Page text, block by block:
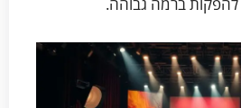
להפקות ברמה גבוהה.